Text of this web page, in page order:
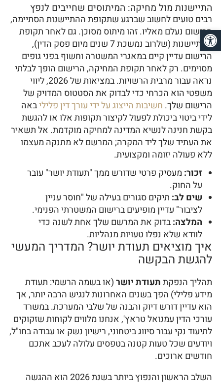
התיישנות מול מחיקה: המיתוסים שחייבים לנפץ
רבים טועים לחשוב שברגע שתקופת ההתיישנות הסתיימה,
הרישום נעלם מאליו. זהו מיתוס מסוכן. גם לאחר תקופת
ההתיישנות (שלרוב נמשכת 7 שנים מיום פסק הדין),
הרישום עדיין קיים במאגרי המשטרה וחשוף בפני גופים
מסוימים. רק לאחר תקופת המחיקה, הרישום הופך לבלתי
נראה עבור מרבית הרשויות. במציאות של 2026, ליווי
משפטי הוא הכרחי כדי לבדוק את הסטטוס המדויק של
הרישום שלך. חשיבות הייצוג על ידי עורך דין פליליבאה
לידי ביטוי ביכולת לפעול לקיצור תקופות אלו או להגשת
בקשת חנינה לנשיא המדינה למחיקה מוקדמת. אל תשאיר
את העתיד שלך ליד המקרה; המרשם לא מתנקה מעצמו
ללא פעולה יזומה ומקצועית.
זכור: מעסיק פרטי שדורש ממך "תעודת יושר" עובר
על החוק.
שים לב: תיקים סגורים בעילה של "חוסר עניין
לציבור" עדיין מופיעים ברישום המשטרתי הפנימי.
המלצה:בדוק את המרשם שלך אחת לשנה כדי
לוודא שלא נפלו טעויות מנהליות.
איך מוציאים תעודת יושר? המדריך המעשי
להגשת הבקשה
תהליך הנפקתתעודת יושר(או בשמה הרשמי: תעודת
מידע פלילי) הפך בשנים האחרונות לנגיש הרבה יותר, אך
הוא עדיין דורש דיוק והבנה של שלבי המערכת. במשרד
עורכי הדין עמנואל טראץ', אנחנו מלווים לקוחות שזקוקים
לתיעוד נקי עבור סיווג ביטחוני, רישיון נשק או עבודה בחו"ל,
ויודעים שכל טעות קטנה בטפסים עלולה לעכב אתכם
חודשים ארוכים.
השלב הראשון והנפוץ ביותר בשנת 2026 הוא ההגשה
פתח סרגל נגישות